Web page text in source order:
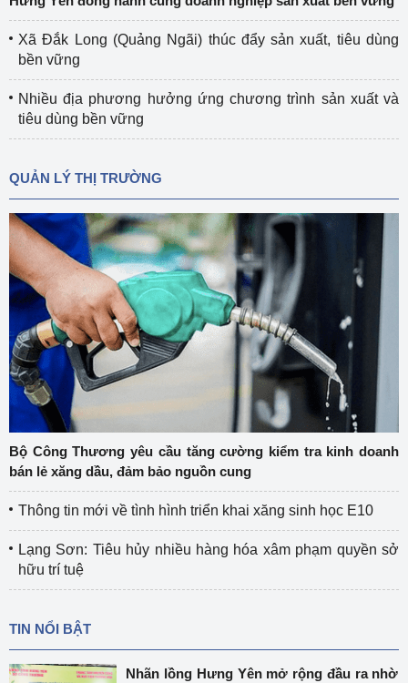
Xã Đắk Long (Quảng Ngãi) thúc đẩy sản xuất, tiêu dùng
bền vững
Nhiều địa phương hưởng ứng chương trình sản xuất và
tiêu dùng bền vững
QUẢN LÝ THỊ TRƯỜNG
Bộ Công Thương yêu cầu tăng cường kiểm tra kinh doanh
bán lẻ xăng dầu, đảm bảo nguồn cung
Thông tin mới về tình hình triển khai xăng sinh học E10
Lạng Sơn: Tiêu hủy nhiều hàng hóa xâm phạm quyền sở
hữu trí tuệ
TIN NỔI BẬT
Nhãn lồng Hưng Yên mở rộng đầu ra nhờ